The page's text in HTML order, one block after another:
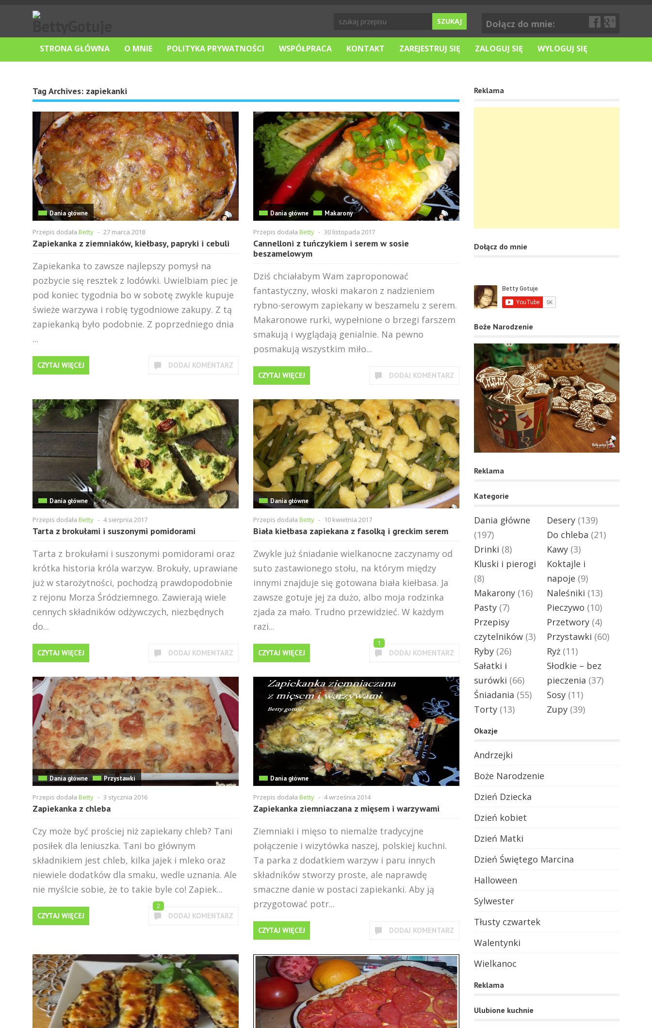
Dołącz do mnie:
STRONA GŁÓWNA O MNIE POLITYKA PRYWATNOŚCI WSPÓŁPRACA KONTAKT ZAREJESTRUJ SIĘ ZALOGUJ SIĘ WYLOGUJ SIĘ
Tag Archives: zapiekanki
Dania główne
Przepis dodała Betty - 27 marca 2018
Zapiekanka z ziemniaków, kiełbasy, papryki i cebuli
Zapiekanka to zawsze najlepszy pomysł na
pozbycie się resztek z lodówki. Uwielbiam piec je
pod koniec tygodnia bo w sobotę zwykle kupuje
świeże warzywa i robię tygodniowe zakupy. Z tą
zapiekanką było podobnie. Z poprzedniego dnia
...
CZYTAJ WIĘCEJ DODAJ KOMENTARZ
Dania główne Makarony
Przepis dodała Betty - 30 listopada 2017
Cannelloni z tuńczykiem i serem w sosie
beszamelowym
Dziś chciałabym Wam zaproponować
fantastyczny, włoski makaron z nadzieniem
rybno-serowym zapiekany w beszamelu z serem.
Makaronowe rurki, wypełnione o brzegi farszem
smakują i wyglądają genialnie. Na pewno
posmakują wszystkim miło...
CZYTAJ WIĘCEJ DODAJ KOMENTARZ
Dania główne
Przepis dodała Betty - 4 sierpnia 2017
Tarta z brokułami i suszonymi pomidorami
Tarta z brokułami i suszonymi pomidorami oraz
krótka historia króla warzyw. Brokuły, uprawiane
już w starożytności, pochodzą prawdopodobnie
z rejonu Morza Śródziemnego. Zawierają wiele
cennych składników odżywczych, niezbędnych
do...
CZYTAJ WIĘCEJ DODAJ KOMENTARZ
Dania główne
Przepis dodała Betty - 10 kwietnia 2017
Biała kiełbasa zapiekana z fasolką i greckim serem
Zwykle już śniadanie wielkanocne zaczynamy od
suto zastawionego stołu, na którym między
innymi znajduje się gotowana biała kiełbasa. Ja
zawsze gotuje jej za dużo, albo moja rodzinka
zjada za mało. Trudno przewidzieć. W każdym
razi...
CZYTAJ WIĘCEJ
1
DODAJ KOMENTARZ
Dania główne Przystawki
Przepis dodała Betty - 3 stycznia 2016
Zapiekanka z chleba
Czy może być prościej niż zapiekany chleb? Tani
posiłek dla leniuszka. Tani bo głównym
składnikiem jest chleb, kilka jajek i mleko oraz
niewiele dodatków dla smaku, wedle uznania. Ale
nie myślcie sobie, że to takie byle co! Zapiek...
CZYTAJ WIĘCEJ
2
DODAJ KOMENTARZ
Dania główne
Przepis dodała Betty - 4 września 2014
Zapiekanka ziemniaczana z mięsem i warzywami
Ziemniaki i mięso to niemalże tradycyjne
połączenie i wizytówka naszej, polskiej kuchni.
Ta parka z dodatkiem warzyw i paru innych
składników stworzy proste, ale naprawdę
smaczne danie w postaci zapiekanki. Aby ją
przygotować potr...
CZYTAJ WIĘCEJ DODAJ KOMENTARZ
Reklama
Dołącz do mnie
Boże Narodzenie
Reklama
Kategorie
Dania główne
(197)
Desery (139)
Do chleba (21)
Drinki (8) Kawy (3)
Kluski i pierogi
(8)
Koktajle i
napoje (9)
Makarony (16) Naleśniki (13)
Pasty (7) Pieczywo (10)
Przepisy
czytelników (3)
Przetwory (4)
Przystawki (60)
Ryby (26) Ryż (11)
Sałatki i
surówki (66)
Słodkie – bez
pieczenia (37)
Śniadania (55) Sosy (11)
Torty (13) Zupy (39)
Okazje
Andrzejki
Boże Narodzenie
Dzień Dziecka
Dzień kobiet
Dzień Matki
Dzień Świętego Marcina
Halloween
Sylwester
Tłusty czwartek
Walentynki
Wielkanoc
Reklama
Ulubione kuchnie